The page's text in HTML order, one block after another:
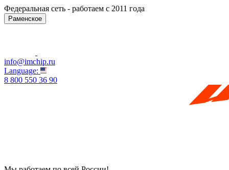
Федеральная сеть - работаем с 2011 года
Раменское
info@imchip.ru
Language:
8 800 550 36 90